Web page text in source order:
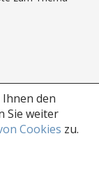
den
Sie weiter
Cookies zu.